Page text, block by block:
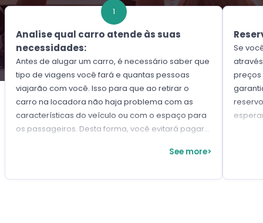
1
Analise qual carro atende às suas
necessidades:
Antes de alugar um carro, é necessário saber que
tipo de viagens você fará e quantas pessoas
viajarão com você. Isso para que ao retirar o
carro na locadora não haja problema com as
características do veículo ou com o espaço para
os passageiros. Desta forma, você evitará pagar
See more>
Se
preços